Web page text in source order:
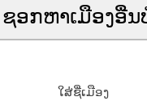
ຊອກຫາເມືອງອື່ນ
ໃສ່ຊື່ເມືອງ